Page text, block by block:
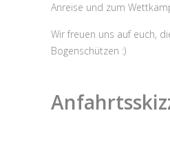
Anreise und zum
Wir freuen uns auf euch,
Bogenschützen :)